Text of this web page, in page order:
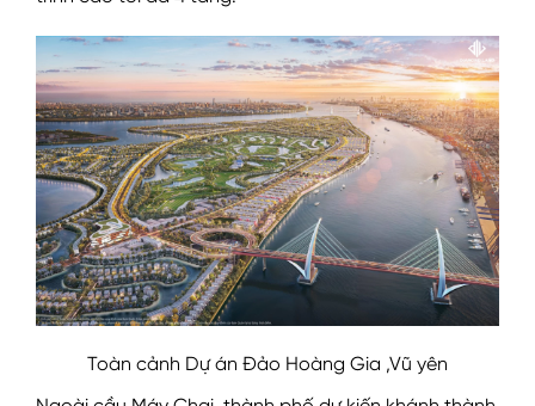
Toàn cảnh Dự án Đảo Hoàng Gia ,Vũ yên